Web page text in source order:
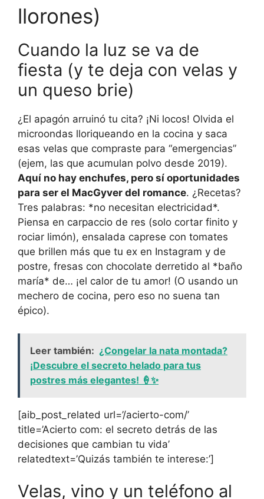
llorones)
Cuando la luz se va de
fiesta (y te deja con velas y
un queso brie)
¿El apagón arruinó tu cita? ¡Ni locos! Olvida el
microondas lloriqueando en la cocina y saca
esas velas que compraste para “emergencias”
(ejem, las que acumulan polvo desde 2019).
Aquí no hay enchufes, pero sí oportunidades
para ser el MacGyver del romance. ¿Recetas?
Tres palabras: *no necesitan electricidad*.
Piensa en carpaccio de res (solo cortar finito y
rociar limón), ensalada caprese con tomates
que brillen más que tu ex en Instagram y de
postre, fresas con chocolate derretido al *baño
maría* de… ¡el calor de tu amor! (O usando un
mechero de cocina, pero eso no suena tan
épico).
Leer también: ¿Congelar la nata montada?
¡Descubre el secreto helado para tus
postres más elegantes! 🍦✨
[aib_post_related url=’/acierto-com/’
title=’Acierto com: el secreto detrás de las
decisiones que cambian tu vida’
relatedtext=’Quizás también te interese:’]
Velas, vino y un teléfono al